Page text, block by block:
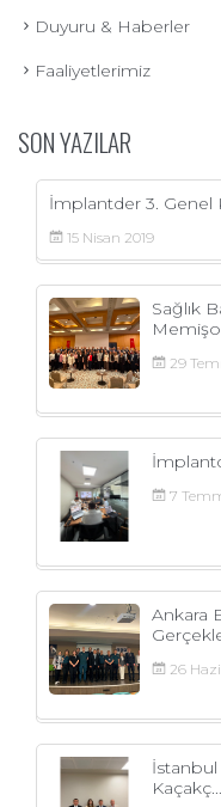
Duyuru & Haberler
Faaliyetlerimiz
SON YAZILAR
İmplantder 3. Genel
15 Nisan 2019
Sağlık
29
7
Ankara
26
İstanbul
Kaçakç...